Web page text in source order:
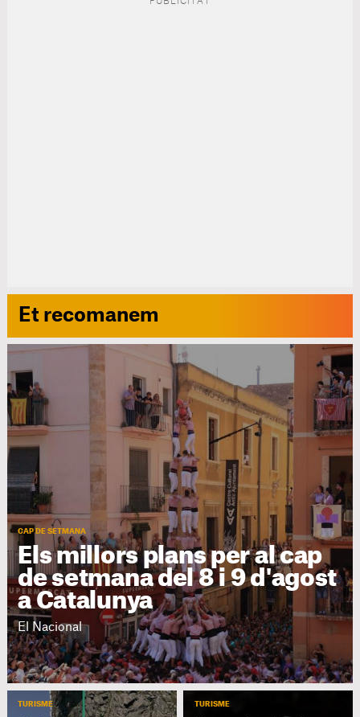
Et recomanem
CAP DE SETMANA
Els millors plans per al cap
de setmana del 8 i 9 d'agost
a Catalunya
El Nacional
TURISME TURISME